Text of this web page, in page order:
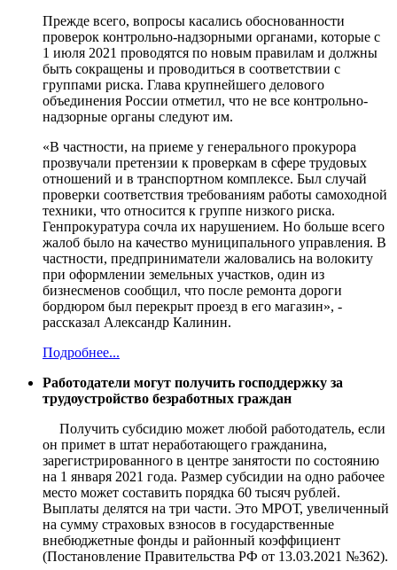
Прежде всего, вопросы касались обоснованности
проверок контрольно-надзорными органами, которые с
1 июля 2021 проводятся по новым правилам и должны
быть сокращены и проводиться в соответствии с
группами риска. Глава крупнейшего делового
объединения России отметил, что не все контрольно-
надзорные органы следуют им.
«В частности, на приеме у генерального прокурора
прозвучали претензии к проверкам в сфере трудовых
отношений и в транспортном комплексе. Был случай
проверки соответствия требованиям работы самоходной
техники, что относится к группе низкого риска.
Генпрокуратура сочла их нарушением. Но больше всего
жалоб было на качество муниципального управления. В
частности, предприниматели жаловались на волокиту
при оформлении земельных участков, один из
бизнесменов сообщил, что после ремонта дороги
бордюром был перекрыт проезд в его магазин», -
рассказал Александр Калинин.
Подробнее...
Работодатели могут получить господдержку за
трудоустройство безработных граждан
Получить субсидию может любой работодатель, если
он примет в штат неработающего гражданина,
зарегистрированного в центре занятости по состоянию
на 1 января 2021 года. Размер субсидии на одно рабочее
место может составить порядка 60 тысяч рублей.
Выплаты делятся на три части. Это МРОТ, увеличенный
на сумму страховых взносов в государственные
внебюджетные фонды и районный коэффициент
(Постановление Правительства РФ от 13.03.2021 №362).